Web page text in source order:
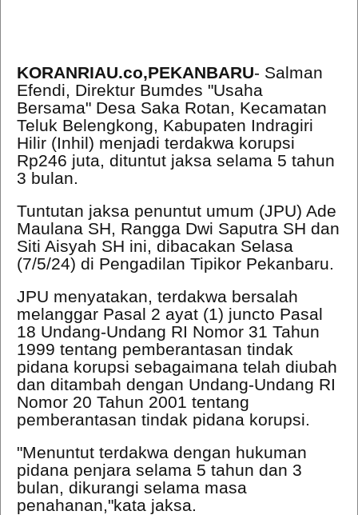
KORANRIAU.co,PEKANBARU- Salman
Efendi, Direktur Bumdes "Usaha
Bersama" Desa Saka Rotan, Kecamatan
Teluk Belengkong, Kabupaten Indragiri
Hilir (Inhil) menjadi terdakwa korupsi
Rp246 juta, dituntut jaksa selama 5 tahun
3 bulan.
Tuntutan jaksa penuntut umum (JPU) Ade
Maulana SH, Rangga Dwi Saputra SH dan
Siti Aisyah SH ini, dibacakan Selasa
(7/5/24) di Pengadilan Tipikor Pekanbaru.
JPU menyatakan, terdakwa bersalah
melanggar Pasal 2 ayat (1) juncto Pasal
18 Undang-Undang RI Nomor 31 Tahun
1999 tentang pemberantasan tindak
pidana korupsi sebagaimana telah diubah
dan ditambah dengan Undang-Undang RI
Nomor 20 Tahun 2001 tentang
pemberantasan tindak pidana korupsi.
"Menuntut terdakwa dengan hukuman
pidana penjara selama 5 tahun dan 3
bulan, dikurangi selama masa
penahanan,"kata jaksa.